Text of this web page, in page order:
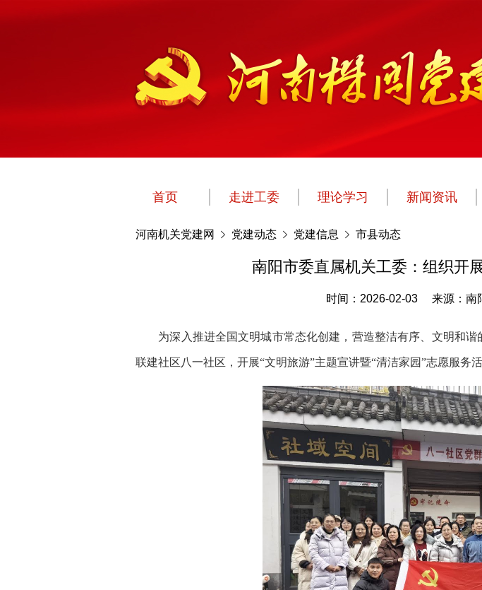
首页 走进工委 理论学习 新闻资讯
河南机关党建网 党建动态 党建信息 市县动态
南阳市委直属机关工委：组织开
时间：2026-02-03 来源：南
为深入推进全国文明城市常态化创建，营造整洁有序、文明和谐
联建社区八一社区，开展“文明旅游”主题宣讲暨“清洁家园”志愿服务